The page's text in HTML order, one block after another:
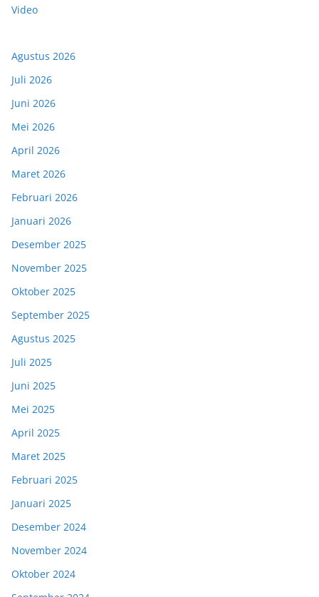
Video
Agustus 2026
Juli 2026
Juni 2026
Mei 2026
April 2026
Maret 2026
Februari 2026
Januari 2026
Desember 2025
November 2025
Oktober 2025
September 2025
Agustus 2025
Juli 2025
Juni 2025
Mei 2025
April 2025
Maret 2025
Februari 2025
Januari 2025
Desember 2024
November 2024
Oktober 2024